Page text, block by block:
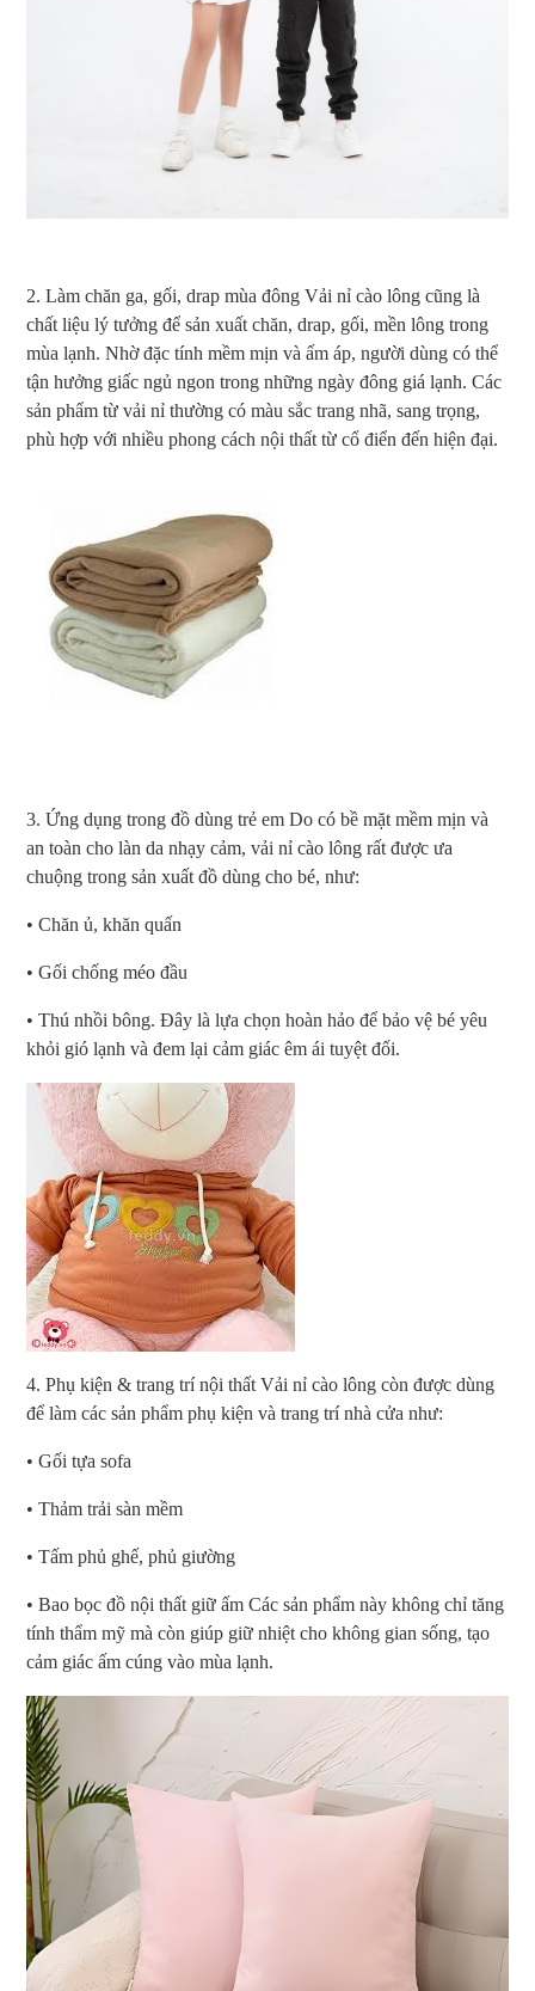
2. Làm chăn ga, gối, drap mùa đông Vải nỉ cào lông cũng là
chất liệu lý tưởng để sản xuất chăn, drap, gối, mền lông trong
mùa lạnh. Nhờ đặc tính mềm mịn và ấm áp, người dùng có thể
tận hưởng giấc ngủ ngon trong những ngày đông giá lạnh. Các
sản phẩm từ vải nỉ thường có màu sắc trang nhã, sang trọng,
phù hợp với nhiều phong cách nội thất từ cổ điển đến hiện đại.
3. Ứng dụng trong đồ dùng trẻ em Do có bề mặt mềm mịn và
an toàn cho làn da nhạy cảm, vải nỉ cào lông rất được ưa
chuộng trong sản xuất đồ dùng cho bé, như:
• Chăn ủ, khăn quấn
• Gối chống méo đầu
• Thú nhồi bông. Đây là lựa chọn hoàn hảo để bảo vệ bé yêu
khỏi gió lạnh và đem lại cảm giác êm ái tuyệt đối.
4. Phụ kiện & trang trí nội thất Vải nỉ cào lông còn được dùng
để làm các sản phẩm phụ kiện và trang trí nhà cửa như:
• Gối tựa sofa
• Thảm trải sàn mềm
• Tấm phủ ghế, phủ giường
• Bao bọc đồ nội thất giữ ấm Các sản phẩm này không chỉ tăng
tính thẩm mỹ mà còn giúp giữ nhiệt cho không gian sống, tạo
cảm giác ấm cúng vào mùa lạnh.